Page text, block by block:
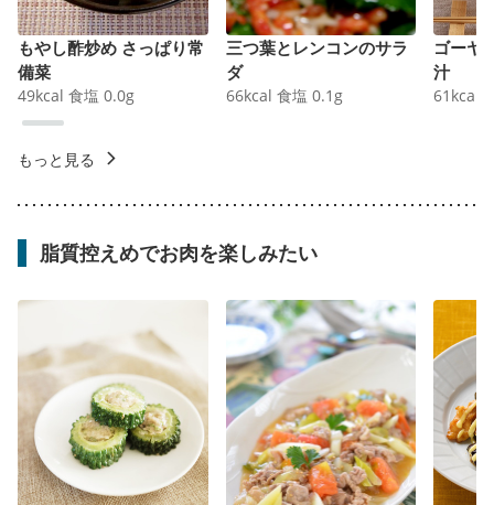
もやし酢炒め さっぱり常
備菜
49kcal 食塩 0.0g
三つ葉とレンコンのサラ
ダ
66kcal 食塩 0.1 g
ゴーヤ
汁
61 kcal
もっと見る
脂質控えめでお肉を楽しみたい